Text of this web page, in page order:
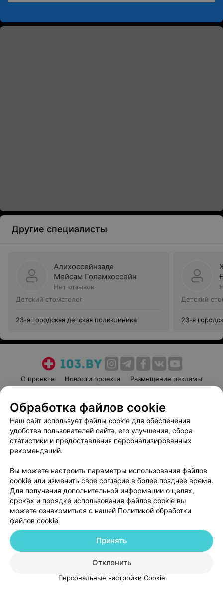
Другие специалисты
Алихоссейнзаде
Мейсам Голамхоссейн
Нет отзывов
Детский стоматолог
23-я городская детская поликлиника
Детский
23-я
О проекте Новости проекта
Размещение рекламы
Пользовательское соглашение
Способы оплаты
Вакансии
Партнеры
Написать руководителю 103.by
Обработка персональных данных
© 2026 ООО «Артокс Лаб», УНП 191700409
| 220012, Республика Беларусь,
Служба поддержки +375 291212755
Обработка файлов cookie
Наш сайт использует файлы cookie для обеспечения
удобства пользователей сайта, его улучшения, сбора
статистики и предоставления персонализированных
рекомендаций.
Вы можете настроить параметры использования файлов
cookie или изменить свое согласие в более позднее время.
Для получения дополнительной информации о целях,
сроках и порядке использования файлов cookie вы
можете ознакомиться с нашей Политикой обработки
файлов cookie
Отклонить
Принять
Персональные настройки Cookie